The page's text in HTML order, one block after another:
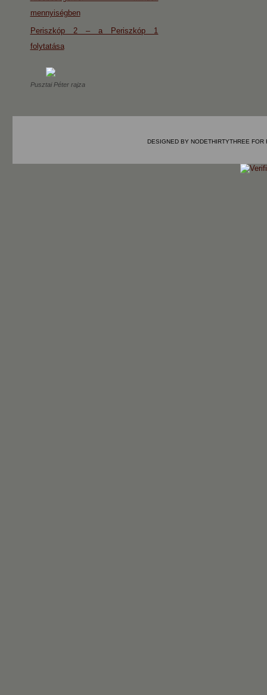
mennyiségben
Periszkóp 2 – a Periszkóp 1
folytatása
Pusztai Péter rajza
DESIGNED BY NODETHIRTYTHREE FOR